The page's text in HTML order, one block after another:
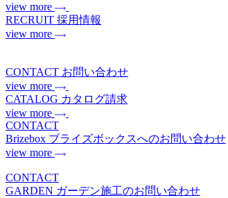
view more
RECRUIT 採用情報
view more
CONTACT お問い合わせ
view more
CATALOG カタログ請求
view more
CONTACT
Brizebox ブライズボックスへのお問い合わせ
view more
CONTACT
GARDEN ガーデン施工のお問い合わせ